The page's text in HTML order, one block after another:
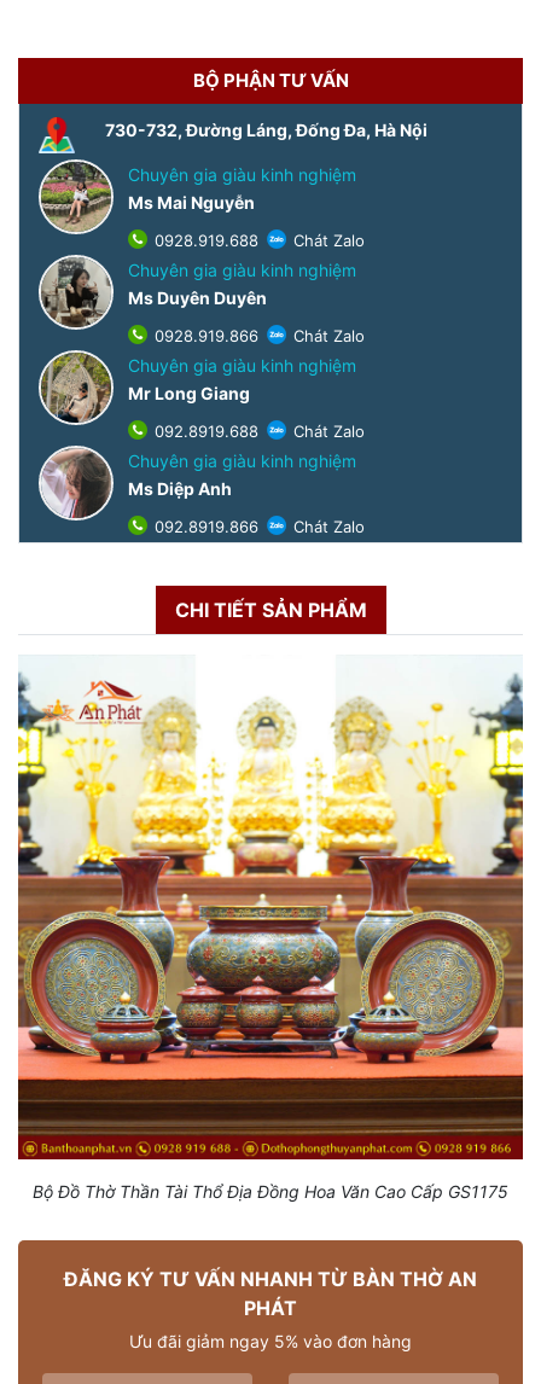
BỘ PHẬN TƯ VẤN
730-732, Đường Láng, Đống Đa, Hà Nội
Chuyên gia giàu kinh nghiệm
Ms Mai Nguyễn
0928.919.688 Chát Zalo
Chuyên gia giàu kinh nghiệm
Ms Duyên Duyên
0928.919.866 Chát Zalo
Chuyên gia giàu kinh nghiệm
Mr Long Giang
092.8919.688 Chát Zalo
Chuyên gia giàu kinh nghiệm
Ms Diệp Anh
092.8919.866 Chát Zalo
CHI TIẾT SẢN PHẨM
Bộ Đồ Thờ Thần Tài Thổ Địa Đồng Hoa Văn Cao Cấp GS1175
ĐĂNG KÝ TƯ VẤN NHANH TỪ BÀN THỜ AN
PHÁT
Ưu đãi giảm ngay 5% vào đơn hàng